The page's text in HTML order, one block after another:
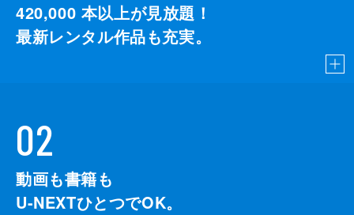
420,000 本以上が見放題！
最新レンタル作品も充実。
02
動画も書籍も
U-NEXTひとつでOK。